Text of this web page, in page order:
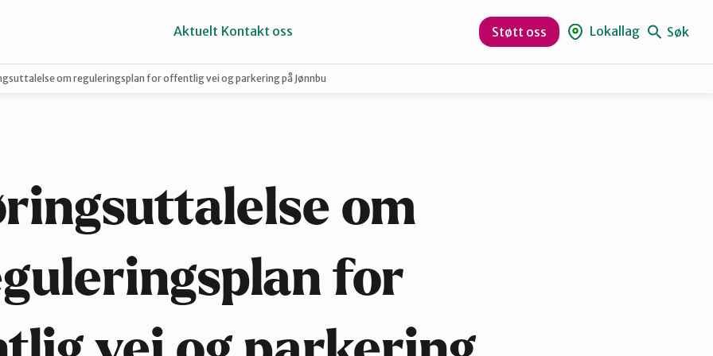
Aktuelt Kontakt oss Støtt oss Lokallag Søk
om reguleringsplan for offentlig vei og parkering på Jønnbu
om
for